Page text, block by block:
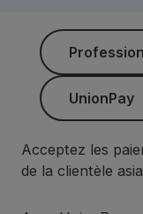
Professionnels
UnionPay
UnionPay
Acceptez les
de la clientèle